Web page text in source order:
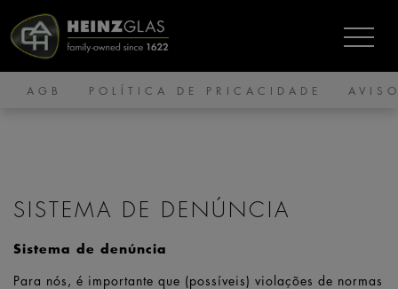
AGB POLÍTICA DE PRICACIDADE
SISTEMA DE DENÚNCIA
Sistema de denúncia
Para nós, é importante que (possíveis) violações de normas